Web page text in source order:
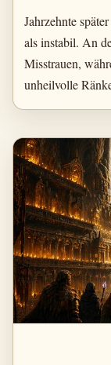
Jahrzehnte
als instabil. An
Misstrauen,
unheilvolle